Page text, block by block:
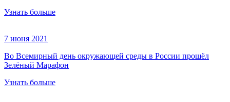
Узнать больше
7 июня 2021
Во Всемирный день окружающей среды в России прошёл
Зелёный Марафон
Узнать больше